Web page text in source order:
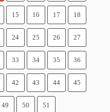
15 16 17 18
24 25 26 27
33 34 35 36
42 43 44 45
49 50 51